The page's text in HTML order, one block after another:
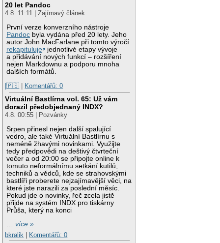
20 let Pandoc
4.8. 11:11 | Zajímavý článek
První verze konverzního nástroje
Pandoc byla vydána před 20 lety. Jeho
autor John MacFarlane při tomto výročí
rekapituluje
jednotlivé etapy vývoje
a přidávání nových funkcí – rozšíření
nejen Markdownu a podporu mnoha
dalších formátů.
|🇵🇸
Komentářů: 0
Virtuální Bastlírna vol. 65: Už vám
dorazil předobjednaný INDX?
4.8. 00:55 | Pozvánky
Srpen přinesl nejen další spalující
vedro, ale také Virtuální Bastlírnu s
neméně žhavými novinkami. Využijte
tedy předpovědi na deštivý čtvrteční
večer a od 20:00 se připojte online k
tomuto neformálnímu setkání kutilů,
techniků a vědců, kde se strahovskými
bastlíři proberete nejzajímavější věci, na
které jste narazili za poslední měsíc.
Pokud jde o novinky, řeč zcela jistě
přijde na systém INDX pro tiskárny
Průša, který na konci
…více »
bkralik | Komentářů: 0